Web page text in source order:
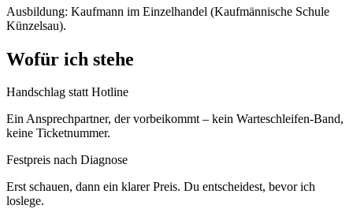
Ausbildung: Kaufmann im Einzelhandel (Kaufmännische Schule
Künzelsau).
Wofür ich stehe
Handschlag statt Hotline
Ein Ansprechpartner, der vorbeikommt – kein Warteschleifen-Band,
keine Ticketnummer.
Festpreis nach Diagnose
Erst schauen, dann ein klarer Preis. Du entscheidest, bevor ich
loslege.